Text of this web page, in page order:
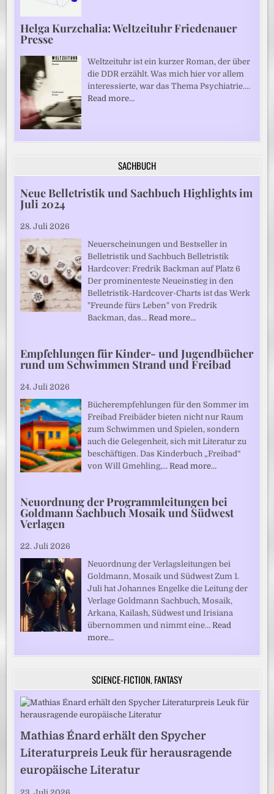
Helga Kurzchalia: Weltzeituhr Friedenauer
Presse
Weltzeituhr ist ein kurzer Roman, der über
die DDR erzählt. Was mich hier vor allem
interessierte, war das Thema Psychiatrie.…
Read more…
SACHBUCH
Neue Belletristik und Sachbuch Highlights im
Juli 2024
28. Juli 2026
Neuerscheinungen und Bestseller in
Belletristik und Sachbuch Belletristik
Hardcover: Fredrik Backman auf Platz 6
Der prominenteste Neueinstieg in den
Belletristik-Hardcover-Charts ist das Werk
"Freunde fürs Leben" von Fredrik
Backman, das…Read more…
Empfehlungen für Kinder- und Jugendbücher
rund um Schwimmen Strand und Freibad
24. Juli 2026
Bücherempfehlungen für den Sommer im
Freibad Freibäder bieten nicht nur Raum
zum Schwimmen und Spielen, sondern
auch die Gelegenheit, sich mit Literatur zu
beschäftigen. Das Kinderbuch „Freibad“
von Will Gmehling,…Read more…
Neuordnung der Programmleitungen bei
Goldmann Sachbuch Mosaik und Südwest
Verlagen
22. Juli 2026
Neuordnung der Verlagsleitungen bei
Goldmann, Mosaik und Südwest Zum 1.
Juli hat Johannes Engelke die Leitung der
Verlage Goldmann Sachbuch, Mosaik,
Arkana, Kailash, Südwest und Irisiana
übernommen und nimmt eine…Read
more…
SCIENCE-FICTION, FANTASY
Mathias Énard erhält den Spycher
Literaturpreis Leuk für herausragende
europäische Literatur